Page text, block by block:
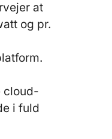
at
og pr.
cloud-
i fuld